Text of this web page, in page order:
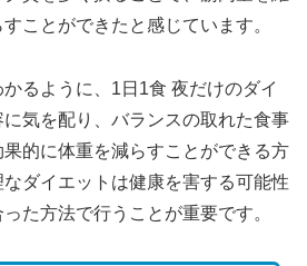
ことができたと感じています。
るように、1日1食 夜だけのダイ
気を配り、バランスの取れた食事
的に体重を減らすことができる方
ダイエットは健康を害する可能性
た方法で行うことが重要です。